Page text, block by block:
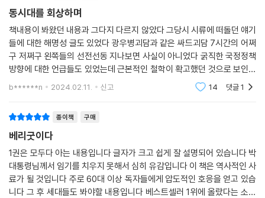
특별 사면이 있기 전까지 2039년까지의 긴 형기를 생각하며 그를 정신적
으로 무너지지 않게 지탱해준 것은 국민들의 위로 편지였다고도 전한다.
편지 외에는 외부와 접촉하는 수단도 없었으며, TV나 신문도 거의 보지 않
았다고 한다. 간혹 과거 인연이 있는 정치인들이나 고위 관료들이 면회를
신청하기도 했으나, 누군가와 나눈 이야기가 밖에서 과장된 형태로 전해지
는 것을 막기 위해 면회도 일절 거절했다. 심지어 동생인 박지만을 포함한
은 ‘내가 이 모든 것을 다 지고 가면 해결이 될 것이 아닌가’라는 생각에 미
쳐 이를 담은 메모를 유영하 변호사에게 전달한다. 이 메모는 긴 수감 생활
동안 그동안 언론에 공개되지 않았던 박근혜 전 대통령의 자필 메모이며,
이 책을 통해 처음 대중들에게 공개하는 것이다. 다음은 메모의 내용 전문
이다.
동시대를 회상하며
책내용이 봐왔던 내용과 그다지 다르지 않았다 그당시 시류에 떠돌던 얘기
들에 대한 해명성 글도 있었다 광우병괴담과 같은 싸드괴담 7시간의 어쩌
구 저쩌구 왼쪽들의 선전선동 지나보면 사실이 아니었다 굵직한 국정정책
방향에 대한 언급들도 있었는데 근본적인 철학이 확고했던 것으로 보인다
그이면에는 국가와 국민을 위한 고뇌가 있었음을 느낄수 있었다 사족. 굳
b******n 2024.02.11. 신고 14 댓글1
종이책 구매
베리굿이다
1권은 모두다 아는 내용입니다 글자가 크고 쉽게 잘 설명되어 있습니다 박
대통령님께서 임기를 치우지 못해서 심히 유감입니다 이 책은 역사적인 사
료가 될 것입니다 주로 60대 이상 독자들에게 압도적인 호응을 얻고 있습
니다 그 후 세대들도 봐야할 내용입니다 베스트셀러 1위에 올랐다는 소식